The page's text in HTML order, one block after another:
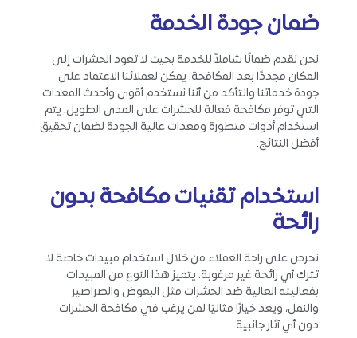
ضمان جودة الخدمة
نحن نقدم ضمانًا شاملاً للخدمة بحيث لا تعود الحشرات إلى
المكان مجددًا بعد المكافحة. يمكن لعملائنا الاعتماد على
جودة خدماتنا والتأكد من أننا نستخدم أقوى وأحدث المعدات
التي توفر مكافحة فعالة للحشرات على المدى الطويل. يتم
استخدام أدوات متطورة ومعدات عالية الجودة لضمان تحقيق
أفضل النتائج.
استخدام تقنيات مكافحة بدون
رائحة
نحرص على راحة العملاء من خلال استخدام مبيدات خاصة لا
تترك أي رائحة غير مرغوبة. يتميز هذا النوع من المبيدات
بفعاليته العالية ضد الحشرات مثل البعوض والصراصير
والنمل، ويعد خيارًا مثاليًا لمن يرغب في مكافحة الحشرات
دون أي آثار جانبية.